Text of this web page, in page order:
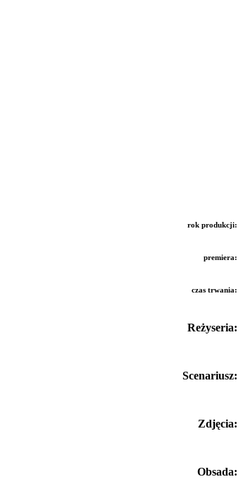
rok produkcji:
premiera:
czas trwania:
Reżyseria:
Scenariusz:
Zdjęcia:
Obsada: